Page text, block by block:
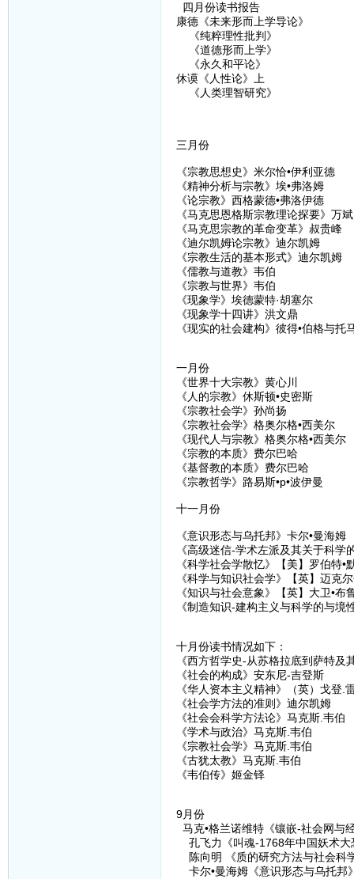
四月份读书报告
康德《未来形而上学导论》
《纯粹理性批判》
《道德形而上学》
《永久和平论》
休谟《人性论》上
《人类理智研究》
三月份
《宗教思想史》米尔恰•伊利亚德
《精神分析与宗教》埃•弗洛姆
《论宗教》西格蒙德•弗洛伊德
《马克思恩格斯宗教理论探要》万
《马克思宗教的革命变革》叔贵峰
《迪尔凯姆论宗教》迪尔凯姆
《宗教生活的基本形式》迪尔凯姆
《儒教与道教》韦伯
《宗教与世界》韦伯
《现象学》埃德蒙特·胡塞尔
《现象学十四讲》洪文鼎
《现实的社会建构》彼得•伯格与托
一月份
《世界十大宗教》黄心川
《人的宗教》休斯顿•史密斯
《宗教社会学》孙尚扬
《宗教社会学》格奥尔格•西美尔
《现代人与宗教》格奥尔格•西美尔
《宗教的本质》费尔巴哈
《基督教的本质》费尔巴哈
《宗教哲学》路易斯•p•波伊曼
十一月份
《意识形态与乌托邦》卡尔•曼海姆
《高级迷信-学术左派及其关于科学
《科学社会学散忆》【美】罗伯特•
《科学与知识社会学》【英】迈克
《知识与社会意象》【英】大卫•布
《制造知识-建构主义与科学的与境
十月份读书情况如下：
《西方哲学史-从苏格拉底到萨特
《社会的构成》安东尼-吉登斯
《华人资本主义精神》（英）戈登.
《社会学方法的准则》迪尔凯姆
《社会会科学方法论》马克斯.韦伯
《学术与政治》马克斯.韦伯
《宗教社会学》马克斯.韦伯
《古犹太教》马克斯.韦伯
《韦伯传》姬金铎
9月份
马克•格兰诺维特《镶嵌-社会网与
孔飞力《叫魂-1768年中国妖术大
陈向明 《质的研究方法与社会科
卡尔•曼海姆《意识形态与乌托邦